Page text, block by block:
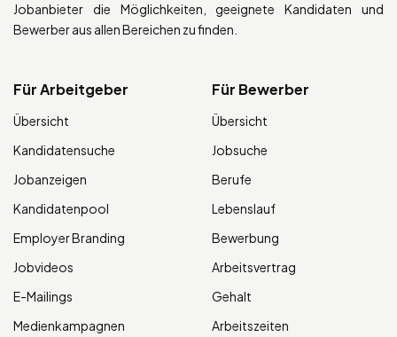
Jobanbieter die Möglichkeiten, geeignete Kandidaten und
Bewerber aus allen Bereichen zu finden.
Für Arbeitgeber
Übersicht
Kandidatensuche
Jobanzeigen
Kandidatenpool
Employer Branding
Jobvideos
E-Mailings
Medienkampagnen
Für Bewerber
Übersicht
Jobsuche
Berufe
Lebenslauf
Bewerbung
Arbeitsvertrag
Gehalt
Arbeitszeiten